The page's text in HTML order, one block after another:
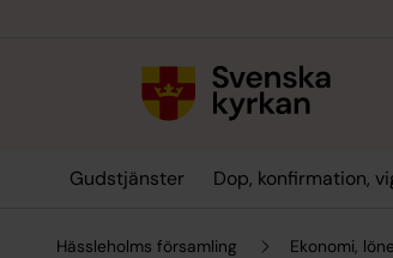
Gudstjänster Dop, konfirmation,
Hässleholms församling Ekonomi,